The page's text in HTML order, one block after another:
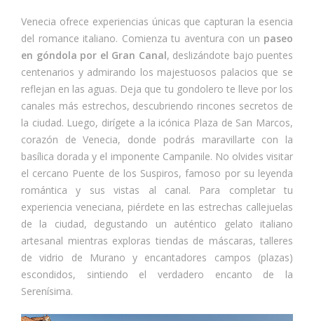
Venecia ofrece experiencias únicas que capturan la esencia
del romance italiano. Comienza tu aventura con un paseo
en góndola por el Gran Canal, deslizándote bajo puentes
centenarios y admirando los majestuosos palacios que se
reflejan en las aguas. Deja que tu gondolero te lleve por los
canales más estrechos, descubriendo rincones secretos de
la ciudad. Luego, dirígete a la icónica Plaza de San Marcos,
corazón de Venecia, donde podrás maravillarte con la
basílica dorada y el imponente Campanile. No olvides visitar
el cercano Puente de los Suspiros, famoso por su leyenda
romántica y sus vistas al canal. Para completar tu
experiencia veneciana, piérdete en las estrechas callejuelas
de la ciudad, degustando un auténtico gelato italiano
artesanal mientras exploras tiendas de máscaras, talleres
de vidrio de Murano y encantadores campos (plazas)
escondidos, sintiendo el verdadero encanto de la
Serenísima.